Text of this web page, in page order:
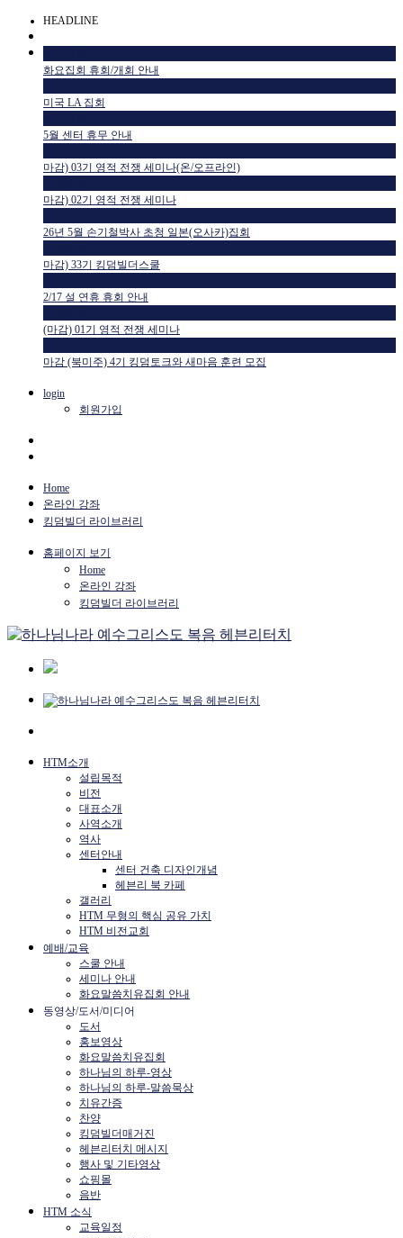
HEADLINE
화요집회 휴회/개회 안내
미국 LA 집회
5월 센터 휴무 안내
마감) 03기 영적 전쟁 세미나(온/오프라인)
마감) 02기 영적 전쟁 세미나
26년 5월 손기철박사 초청 일본(오사카)집회
마감) 33기 킹덤빌더스쿨
2/17 설 연휴 휴회 안내
(마감) 01기 영적 전쟁 세미나
마감 (북미주) 4기 킹덤토크와 새마음 훈련 모집
login
회원가입
Home
온라인 강좌
킹덤빌더 라이브러리
홈페이지 보기
Home
온라인 강좌
킹덤빌더 라이브러리
HTM소개
설립목적
비전
대표소개
사역소개
역사
센터안내
센터 건축 디자인개념
헤븐리 북 카페
갤러리
HTM 무형의 핵심 공유 가치
HTM 비전교회
예배/교육
스쿨 안내
세미나 안내
화요말씀치유집회 안내
동영상/도서/미디어
도서
홍보영상
화요말씀치유집회
하나님의 하루-영상
하나님의 하루-말씀묵상
치유간증
찬양
킹덤빌더매거진
헤븐리터치 메시지
행사 및 기타영상
쇼핑몰
음반
HTM 소식
교육일정